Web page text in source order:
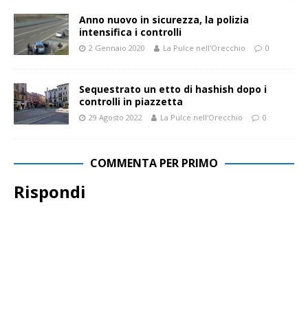
Anno nuovo in sicurezza, la polizia
intensifica i controlli
2 Gennaio 2020 La Pulce nell'Orecchio 0
Sequestrato un etto di hashish dopo i
controlli in piazzetta
29 Agosto 2022 La Pulce nell'Orecchio 0
COMMENTA PER PRIMO
Rispondi